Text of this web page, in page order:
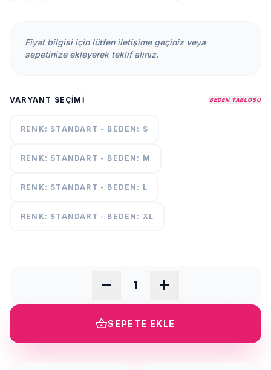
İLETİŞİM
ŞARTLARI
+90
55
Fiyat bilgisi için lütfen iletişime geçiniz veya
sepetinize ekleyerek teklif alınız.
VARYANT SEÇIMI BEDEN TABLOSU
RENK: STANDART - BEDEN: S
RENK: STANDART - BEDEN: M
RENK: STANDART - BEDEN: L
RENK: STANDART - BEDEN: XL
remove add
shopping_basketSEPETE EKLE